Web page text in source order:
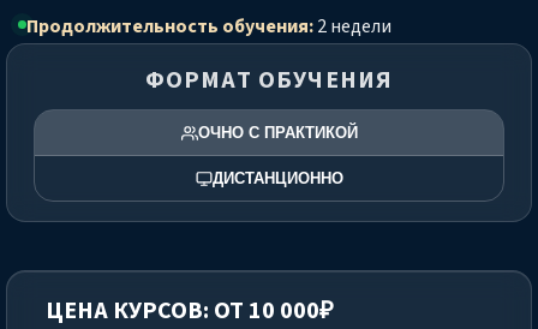
Продолжительность обучения:2 недели
ФОРМАТ ОБУЧЕНИЯ
ОЧНО С ПРАКТИКОЙ
ДИСТАНЦИОННО
ЦЕНА КУРСОВ: ОТ 10 000₽